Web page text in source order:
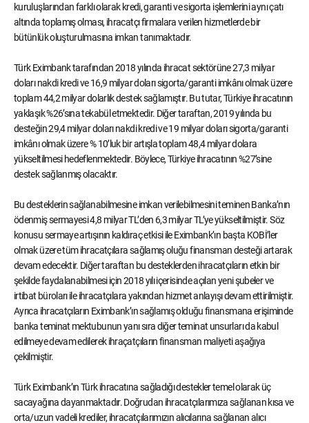
kuruluşlarından farklı olarak kredi, garanti ve sigorta işlemlerini aynı çatı
altında toplamış olması, ihracatçı firmalara verilen hizmetlerde bir
bütünlük oluşturulmasına imkan tanımaktadır.
Türk Eximbank tarafından 2018 yılında ihracat sektörüne 27,3 milyar
doları nakdi kredi ve 16,9 milyar doları sigorta/garanti imkânı olmak üzere
toplam 44,2 milyar dolarlık destek sağlamıştır. Bu tutar, Türkiye ihracatının
yaklaşık %26’sına tekabül etmektedir. Diğer taraftan, 2019 yılında bu
desteğin 29,4 milyar doları nakdi kredi ve 19 milyar doları sigorta/garanti
imkânı olmak üzere % 10’luk bir artışla toplam 48,4 milyar dolara
yükseltilmesi hedeflenmektedir. Böylece, Türkiye ihracatının %27’sine
destek sağlanmış olacaktır.
Bu desteklerin sağlanabilmesine imkan verilebilmesini teminen Banka’nın
ödenmiş sermayesi 4,8 milyar TL’den 6,3 milyar TL’ye yükseltilmiştir. Söz
konusu sermaye artışının kaldıraç etkisi ile Eximbank’ın başta KOBİ’ler
olmak üzere tüm ihracatçılara sağlamış oluğu finansman desteği artarak
devam edecektir. Diğer taraftan bu desteklerden ihracatçıların etkin bir
şekilde faydalanabilmesi için 2018 yılı içerisinde açılan yeni şubeler ve
irtibat büroları ile ihracatçılara yakından hizmet anlayışı devam ettirilmiştir.
Ayrıca ihracatçıların Eximbank’ın sağlamış olduğu finansmana erişiminde
banka teminat mektubunun yanı sıra diğer teminat unsurları da kabul
edilmeye devam edilerek ihraçatçıların finansman maliyeti aşağıya
çekilmiştir.
Türk Eximbank’ın Türk ihracatına sağladığı destekler temel olarak üç
sacayağına dayanmaktadır. Doğrudan ihracatçılarımıza sağlanan kısa ve
orta/uzun vadeli krediler, ihracatçılarımızın alıcılarına sağlanan alıcı